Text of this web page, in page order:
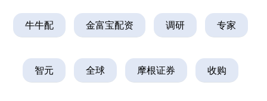
牛牛配 金富宝配资 调研 专家
智元 全球 摩根证券 收购